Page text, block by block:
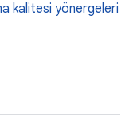
kalitesi yönergeleri